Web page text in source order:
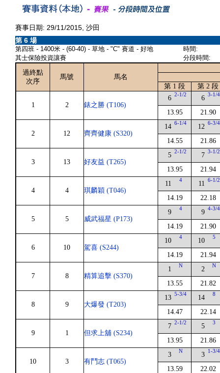
賽事日期: 29/11/2015, 沙田
第 6 場
第四班 - 1400米 - (60-40) - 草地 - "C" 賽道 - 好地
其士保險投資讓賽
時間:
分段時間:
過終點
次序
馬號
馬名
第 1 段
第 2 段
1 2 錶之勝 (T106)
6 2-1/2
13.95
6 3-1/4
21.90
2 12 齊齊健康 (S320)
14 6-1/4
14.55
12 6-3/4
21.86
3 13 好友益 (T265)
5 2-1/2
13.95
7 3-1/2
21.94
4 4 琪麟穎 (T046)
11 4
14.19
11 6-1/2
22.18
5 5 威武福星 (P173)
9 4
14.19
9 4-3/4
21.90
6 10 駕喜 (S244)
10 4
14.19
10 5
21.94
7 8 精算追擊 (S370)
1 N
13.55
2 N
21.82
8 9 大爆發 (T203)
13 5-3/4
14.47
14 8
22.14
9 1 但求上舖 (S234)
7 2-1/2
13.95
5 3
21.86
10 3 有鬥志 (T065)
3 N
13.59
3 1-3/4
22.02